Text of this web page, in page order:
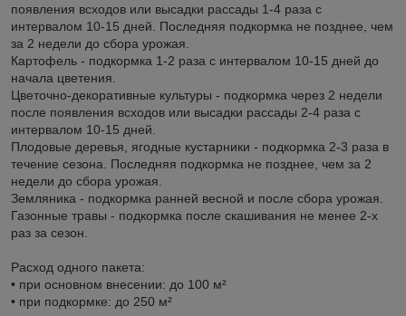
появления всходов или высадки рассады 1-4 раза с
интервалом 10-15 дней. Последняя подкормка не позднее, чем
за 2 недели до сбора урожая.
Картофель - подкормка 1-2 раза с интервалом 10-15 дней до
начала цветения.
Цветочно-декоративные культуры - подкормка через 2 недели
после появления всходов или высадки рассады 2-4 раза с
интервалом 10-15 дней.
Плодовые деревья, ягодные кустарники - подкормка 2-3 раза в
течение сезона. Последняя подкормка не позднее, чем за 2
недели до сбора урожая.
Земляника - подкормка ранней весной и после сбора урожая.
Газонные травы - подкормка после скашивания не менее 2-х
раз за сезон.
Расход одного пакета:
• при основном внесении: до 100 м²
• при подкормке: до 250 м²